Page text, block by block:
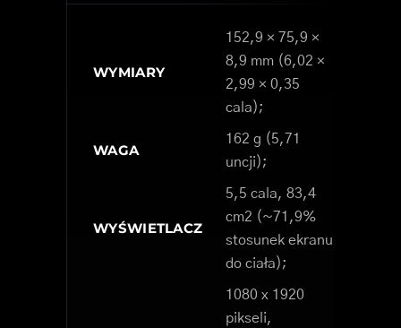
WYMIARY
152,9 × 75,9 ×
8,9 mm (6,02 ×
2,99 × 0,35
cala);
WAGA
162 g (5,71
uncji);
WYŚWIETLACZ
5,5 cala, 83,4
cm2 (~71,9%
stosunek ekranu
do ciała);
1080 x 1920
pikseli,